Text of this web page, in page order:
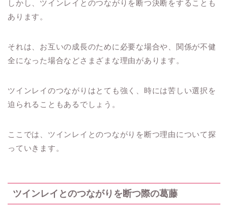
しかし、ツインレイとのつながりを断つ決断をすることも
あります。
それは、お互いの成長のために必要な場合や、関係が不健
全になった場合などさまざまな理由があります。
ツインレイのつながりはとても強く、時には苦しい選択を
迫られることもあるでしょう。
ここでは、ツインレイとのつながりを断つ理由について探
っていきます。
ツインレイとのつながりを断つ際の葛藤